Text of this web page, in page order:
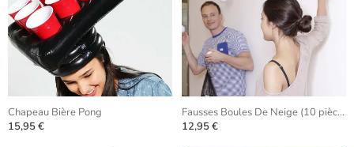
Chapeau Bière Pong
15,95 €
Fausses Boules De Neige (10 pièces)
12,95 €